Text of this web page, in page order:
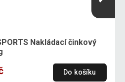
Nakládací činkový
Do košíku